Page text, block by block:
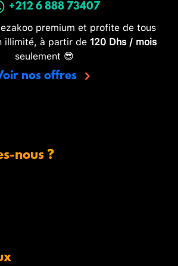
+212 6 888 73407
premium et profite de tous
illimité, à partir de 120 Dhs / mois
seulement 😎
nos offres
nous ?